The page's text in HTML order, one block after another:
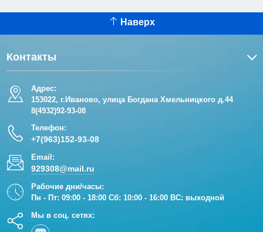
Наверх
Контакты
Адрес:
153022, г.Иваново, улица Богдана Хмельницкого д.44
8(4932)92-93-08
Телефон:
+7(963)152-93-08
Email:
929308@mail.ru
Рабочие дни/часы:
Пн - Пт: 09:00 - 18:00 Сб: 10:00 - 16:00 ВС: выходной
Мы в соц. сетях: